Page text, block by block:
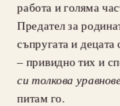
работа и голяма
Предател за
съпругата и
– привидно тих и
си толкова
питам го.